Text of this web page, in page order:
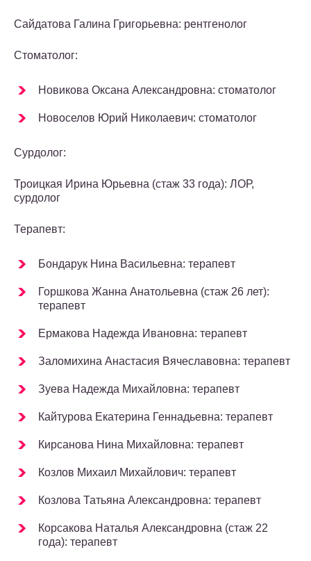
Сайдатова Галина Григорьевна: рентгенолог
Стоматолог:
Новикова Оксана Александровна: стоматолог
Новоселов Юрий Николаевич: стоматолог
Сурдолог:
Троицкая Ирина Юрьевна (стаж 33 года): ЛОР,
сурдолог
Терапевт:
Бондарук Нина Васильевна: терапевт
Горшкова Жанна Анатольевна (стаж 26 лет):
терапевт
Ермакова Надежда Ивановна: терапевт
Заломихина Анастасия Вячеславовна: терапевт
Зуева Надежда Михайловна: терапевт
Кайтурова Екатерина Геннадьевна: терапевт
Кирсанова Нина Михайловна: терапевт
Козлов Михаил Михайлович: терапевт
Козлова Татьяна Александровна: терапевт
Корсакова Наталья Александровна (стаж 22
года): терапевт